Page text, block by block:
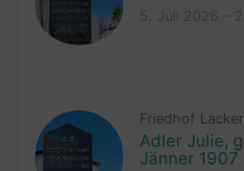
Friedhof
Adler Julie,
Jänner 1907